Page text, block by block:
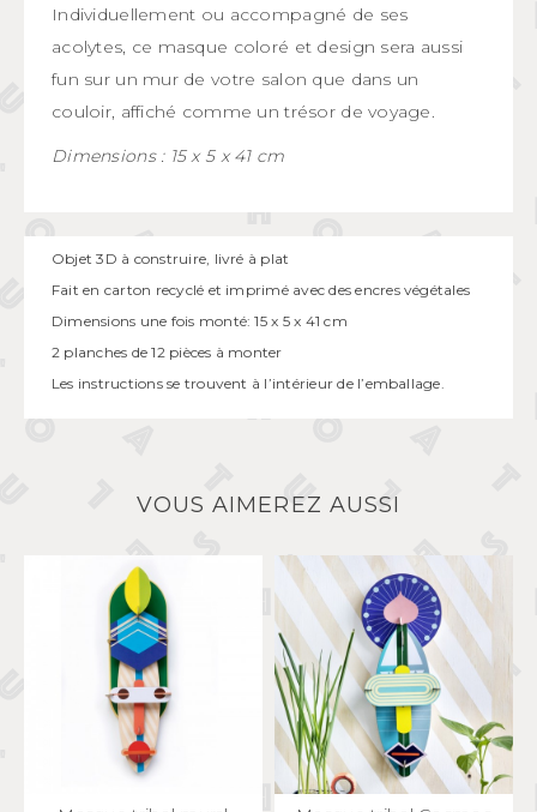
Individuellement ou accompagné de ses
acolytes, ce masque coloré et design sera aussi
fun sur un mur de votre salon que dans un
couloir, affiché comme un trésor de voyage.
Dimensions : 15 x 5 x 41 cm
Objet 3D à construire, livré à plat
Fait en carton recyclé et imprimé avec des encres végétales
Dimensions une fois monté: 15 x 5 x 41 cm
2 planches de 12 pièces à monter
Les instructions se trouvent à l’intérieur de l’emballage.
VOUS AIMEREZ AUSSI
APERÇU RAPIDE APERÇU